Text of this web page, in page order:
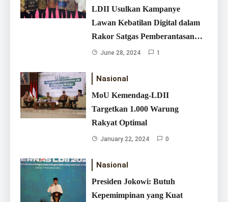
LDII Dadi Mulya Rutin Santuni
Dhuafa, Pengurus Datangi Langsung
LDII Usulkan Kampanye
Lawan Kebatilan Digital dalam
Rakor Satgas Pemberantasan
Judi Online
June 28, 2024 1
Nasional
MoU Kemendag-LDII
Targetkan 1.000 Warung
Rakyat Optimal
January 22, 2024 0
Nasional
Presiden Jokowi: Butuh
Kepemimpinan yang Kuat